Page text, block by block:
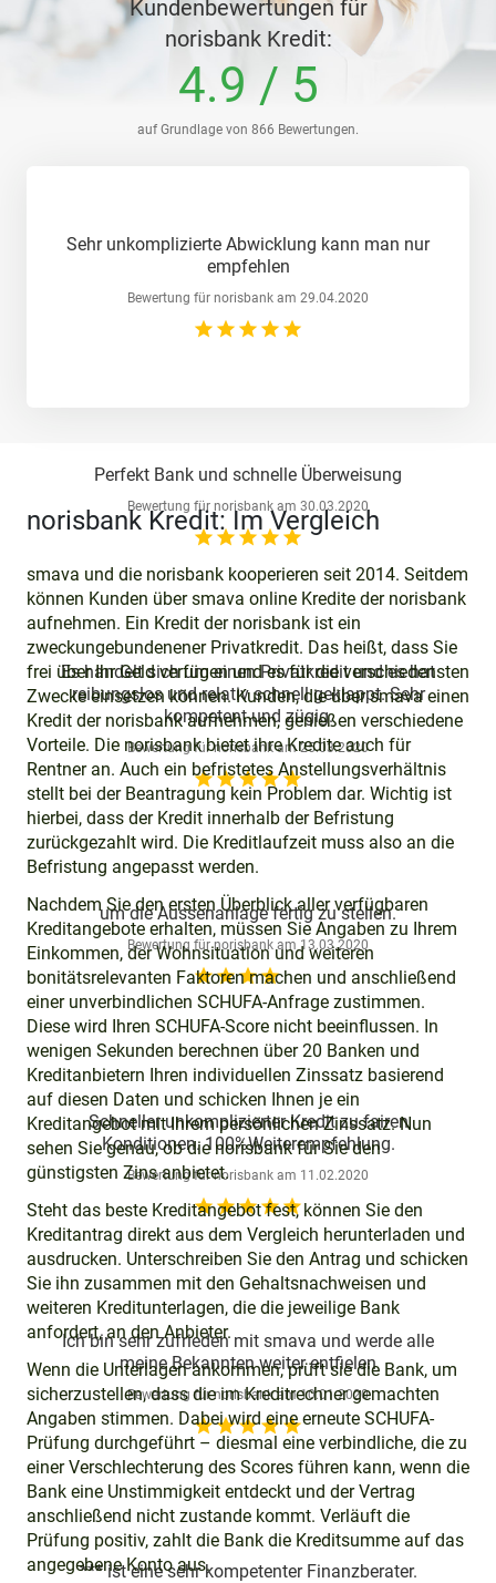
Kundenbewertungen für
norisbank Kredit:
4.9 / 5
auf Grundlage von 866 Bewertungen.
Sehr unkomplizierte Abwicklung kann man nur
empfehlen
Bewertung für norisbank am 29.04.2020
star_rate
star_rate
star_rate
star_rate
star_rate
Perfekt Bank und schnelle Überweisung
Bewertung für norisbank am 30.03.2020
star_rate
star_rate
star_rate
star_rate
star_rate
Es handelt sich um einen Privatkredit und es hat
reibungslos und relativ schnell geklappt. Sehr
kompetent und zügig.
Bewertung fürnorisbankam25.03.2020
star_rate
star_rate
star_rate
star_rate
star_rate
um die Aussenanlage fertig zu stellen.
Bewertung fürnorisbank am 13.03.2020
star_rate
star_rate
star_rate
star_rate
Schneller unkomplizierter Kredit zu fairen
Konditionen. 100%Weiterempfehlung.
Bewertung fürnorisbank am 11.02.2020
star_rate
star_rate
star_rate
star_rate
star_rate
Ich bin sehr zufrieden mit smava und werde alle
meine Bekannten weiter entfielen
Bewertung fürnorisbankam10.01.2020
star_rate
star_rate
star_rate
star_rate
star_rate
*** ist eine sehr kompetenter Finanzberater.
norisbank Kredit: Im Vergleich
smava und die norisbank kooperieren seit 2014. Seitdem
können Kunden über smava online Kredite der norisbank
aufnehmen. Ein Kredit der norisbank ist ein
zweckungebundenener Privatkredit. Das heißt, dass Sie
frei über Ihr Geld verfügen und es für die verschiedensten
Zwecke einsetzen können. Kunden, die über smava einen
Kredit der norisbank aufnehmen, genießen verschiedene
Vorteile. Die norisbank bietet ihre Kredite auch für
Rentner an. Auch ein befristetes Anstellungsverhältnis
stellt bei der Beantragung kein Problem dar. Wichtig ist
hierbei, dass der Kredit innerhalb der Befristung
zurückgezahlt wird. Die Kreditlaufzeit muss also an die
Befristung angepasst werden.
Nachdem Sie den ersten Überblick aller verfügbaren
Kreditangebote erhalten, müssen Sie Angaben zu Ihrem
Einkommen, der Wohnsituation und weiteren
bonitätsrelevanten Faktoren machen und anschließend
einer unverbindlichen SCHUFA-Anfrage zustimmen.
Diese wird Ihren SCHUFA-Score nicht beeinflussen. In
wenigen Sekunden berechnen über 20 Banken und
Kreditanbietern Ihren individuellen Zinssatz basierend
auf diesen Daten und schicken Ihnen je ein
Kreditangebot mit Ihrem persönlichen Zinssatz. Nun
sehen Sie genau, ob die norisbank für Sie den
günstigsten Zins anbietet.
Steht das beste Kreditangebot fest, können Sie den
Kreditantrag direkt aus dem Vergleich herunterladen und
ausdrucken. Unterschreiben Sie den Antrag und schicken
Sie ihn zusammen mit den Gehaltsnachweisen und
weiteren Kreditunterlagen, die die jeweilige Bank
anfordert, an den Anbieter.
Wenn die Unterlagen ankommen, prüft sie die Bank, um
sicherzustellen, dass die im Kreditrechner gemachten
Angaben stimmen. Dabei wird eine erneute SCHUFA-
Prüfung durchgeführt – diesmal eine verbindliche, die zu
einer Verschlechterung des Scores führen kann, wenn die
Bank eine Unstimmigkeit entdeckt und der Vertrag
anschließend nicht zustande kommt. Verläuft die
Prüfung positiv, zahlt die Bank die Kreditsumme auf das
angegebene Konto aus.